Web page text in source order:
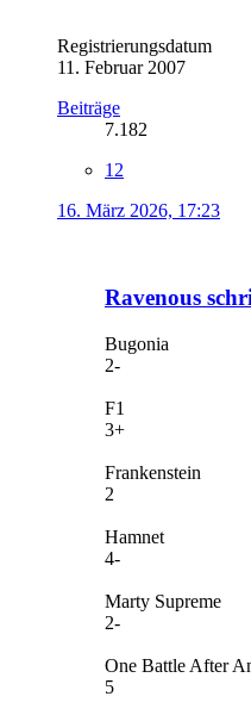
Registrierungsdatum
11. Februar 2007
Beiträge
7.182
12
16. März 2026, 17:23
Ravenous
Bugonia
2-
F1
3+
Frankenstein
2
Hamnet
4-
Marty Supreme
2-
One Battle After
5